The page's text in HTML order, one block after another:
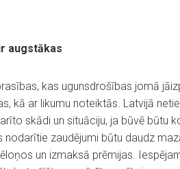
augstākas
kas ugunsdrošības jomā
kā ar likumu noteiktās. Latvijā
skādi un situāciju, ja būvē būtu
zaudējumi būtu daudz
un izmaksā prēmijas.